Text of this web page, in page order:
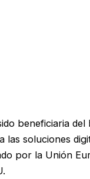
beneficiaria
las soluciones
por la Unión